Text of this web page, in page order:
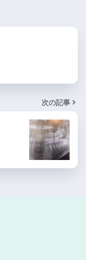
次の記事